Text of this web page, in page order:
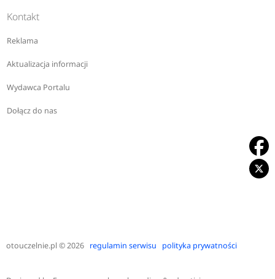
Kontakt
Reklama
Aktualizacja informacji
Wydawca Portalu
Dołącz do nas
otouczelnie.pl© 2026 regulamin serwisu polityka prywatności